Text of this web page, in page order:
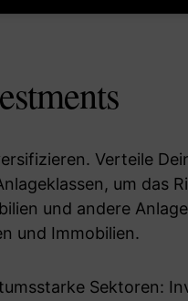
Verteile
um das
und andere
und Immobilien.
Sektoren: